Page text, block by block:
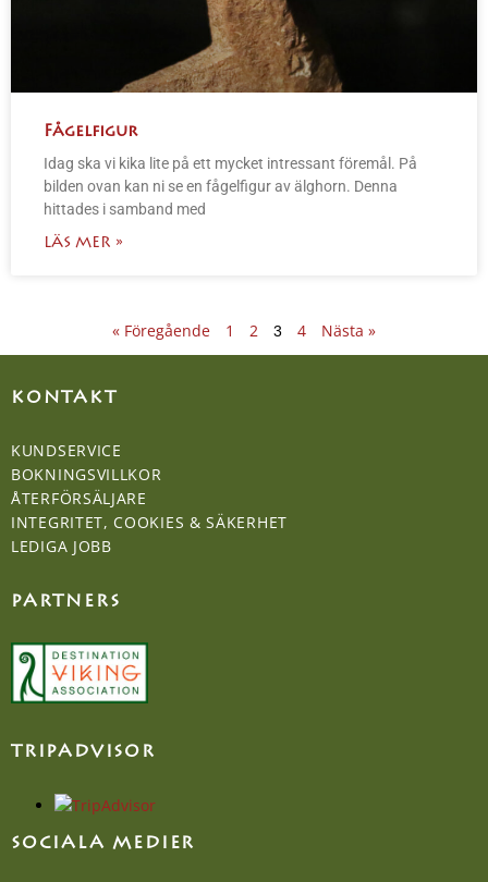
Fågelfigur
Idag ska vi kika lite på ett mycket intressant föremål. På
bilden ovan kan ni se en fågelfigur av älghorn. Denna
hittades i samband med
LÄS MER »
« Föregående 1 2 3 4 Nästa »
KONTAKT
KUNDSERVICE
BOKNINGSVILLKOR
ÅTERFÖRSÄLJARE
INTEGRITET, COOKIES & SÄKERHET
LEDIGA JOBB
PARTNERS
TRIPADVISOR
SOCIALA MEDIER